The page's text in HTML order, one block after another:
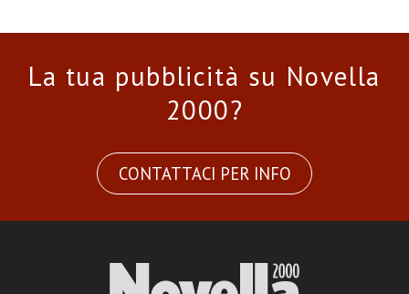
La tua pubblicità su Novella
2000?
CONTATTACI PER INFO